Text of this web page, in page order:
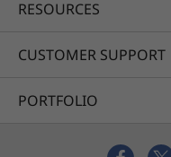
RESOURCES
CUSTOMER SUPPORT
PORTFOLIO